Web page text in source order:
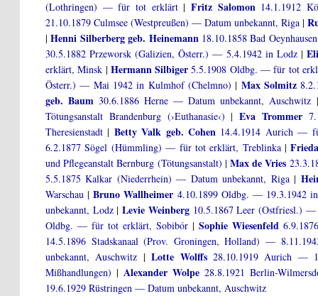
(Lothringen) — für tot erklärt|Fritz Salomon14.1.1912
21.10.1879 Culmsee (Westpreußen) — Datum unbekannt, Riga |
|Henni Silberberg geb. Heinemann18.10.1858 Bad
30.5.1882 Przeworsk (Galizien, Österr.) — 5.4.1942 in Lodz|
erklärt, Minsk | Hermann Silbiger 5.5.1908 Oldbg. — für tot
Österr.) — Mai 1942 in Kulmhof (Chelmno) | Max Solmitz
geb. Baum 30.6.1886 Herne — Datum unbekannt, Auschwitz
Tötungsanstalt Brandenburg (›Euthanasie‹) | Eva Trommer
Theresienstadt | Betty Valk geb. Cohen14.4.1914 Aurich —
6.2.1877 Sögel (Hümmling) — für tot erklärt, Treblinka|
und Pflegeanstalt Bernburg (Tötungsanstalt) | Max de Vries
5.5.1875 Kalkar (Niederrhein) — Datum unbekannt, Riga|
Warschau |Bruno Wallheimer 4.10.1899 Oldbg. — 19.3.1942 in
unbekannt, Lodz|Levie Weinberg10.5.1867 Leer (Ostfriesl.) —
Oldbg. — für tot erklärt, Sobibór| Sophie Wiesenfeld
14.5.1896 Stadskanaal (Prov. Groningen, Holland) —
unbekannt, Auschwitz |Lotte Wolffs28.10.1919 Aurich —
Mißhandlungen) | Alexander Wolpe28.8.1921 Berlin-
19.6.1929 Rüstringen — Datum unbekannt, Auschwitz